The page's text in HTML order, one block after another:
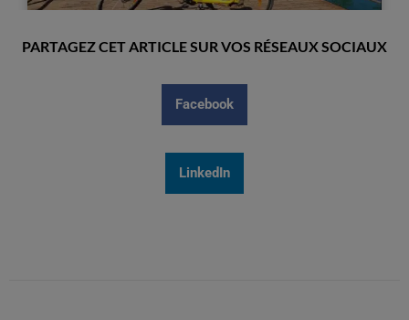
PARTAGEZ CET ARTICLE SUR VOS RÉSEAUX SOCIAUX
Facebook
LinkedIn